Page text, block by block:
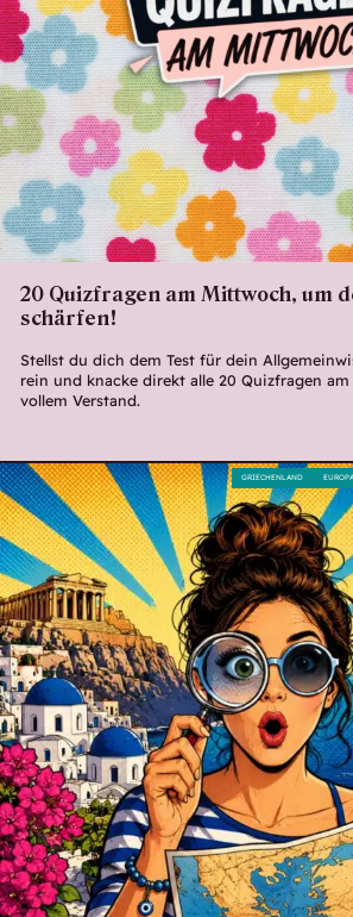
20 Quizfragen am Mittwoch, um
schärfen!
Stellst du dich dem Test für dein
rein und knacke direkt alle 20 Quizfragen
vollem Verstand.
EUROPA
GRIECHENLAND